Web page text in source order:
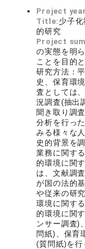
Project
Title: 少子
的研究
Project
の実態を明
ことを目的と
研究方法：
史、保育環
査としては
況調査(抽出
聞き取り調
分析を行っ
みる様々な
史的背景を
業務に関す
的環境に関
は、文献調
が国の法的
や従来の研
環境に関す
的環境に関
ンサー調査)
問紙)、保育
(質問紙)を行